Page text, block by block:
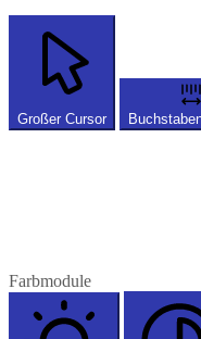
Großer Cursor
Farbmodule